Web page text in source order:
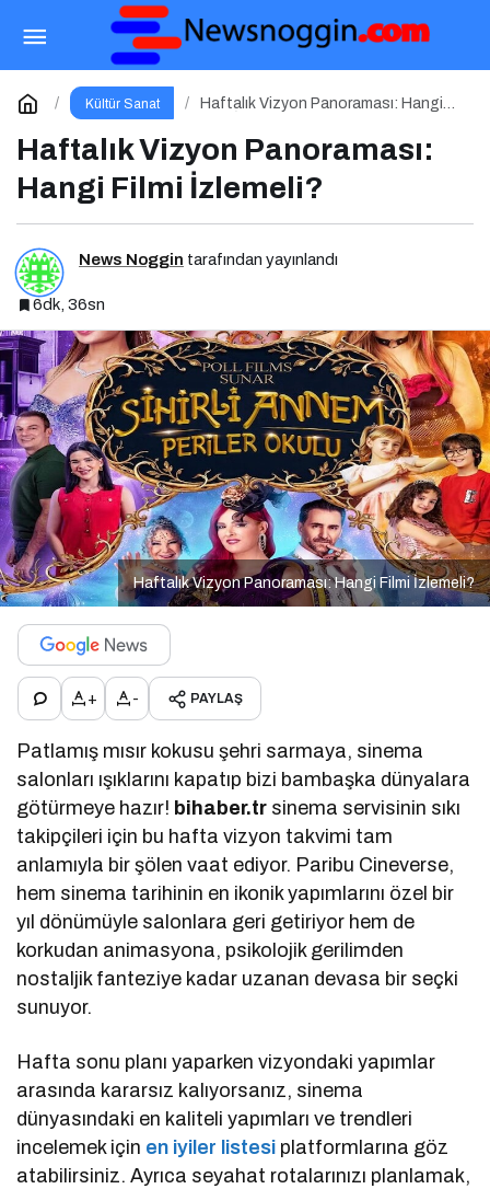
Kültür Sanat
Haftalık Vizyon Panoraması: Hangi
Haftalık Vizyon Panoraması:
Hangi Filmi İzlemeli?
News Noggin tarafından yayınlandı
6dk, 36sn
Haftalık Vizyon Panoraması: Hangi Filmi İzlemeli?
+ - PAYLAŞ
Patlamış mısır kokusu şehri sarmaya, sinema
salonları ışıklarını kapatıp bizi bambaşka dünyalara
götürmeye hazır! bihaber.tr sinema servisinin sıkı
takipçileri için bu hafta vizyon takvimi tam
anlamıyla bir şölen vaat ediyor. Paribu Cineverse,
hem sinema tarihinin en ikonik yapımlarını özel bir
yıl dönümüyle salonlara geri getiriyor hem de
korkudan animasyona, psikolojik gerilimden
nostaljik fanteziye kadar uzanan devasa bir seçki
sunuyor.
Hafta sonu planı yaparken vizyondaki yapımlar
arasında kararsız kalıyorsanız, sinema
dünyasındaki en kaliteli yapımları ve trendleri
incelemek için en iyiler listesi platformlarına göz
atabilirsiniz. Ayrıca seyahat rotalarınızı planlamak,
Haftanın Bombası: Şeytan Marka Giyer 2
Yorum Yap